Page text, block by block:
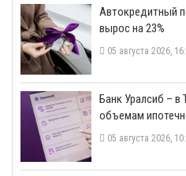
​Автокредитный
вырос на 23%
05 августа 2026,
​Банк Уралсиб – в
объемам
05 августа 2026,